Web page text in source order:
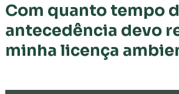
Com quanto tempo
antecedência devo
minha licença